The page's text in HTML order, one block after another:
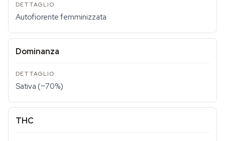
Autofiorente femminizzata
Dominanza
Sativa (~70%)
THC